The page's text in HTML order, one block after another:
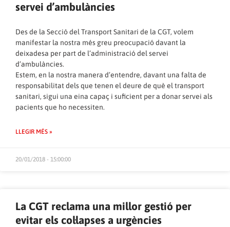
servei d’ambulàncies
Des de la Secció del Transport Sanitari de la CGT, volem
manifestar la nostra més greu preocupació davant la
deixadesa per part de l’administració del servei
d’ambulàncies.
Estem, en la nostra manera d’entendre, davant una falta de
responsabilitat dels que tenen el deure de què el transport
sanitari, sigui una eina capaç i suficient per a donar servei als
pacients que ho necessiten.
LLEGIR MÉS »
20/01/2018 - 15:00:00
La CGT reclama una millor gestió per
evitar els col·lapses a urgències